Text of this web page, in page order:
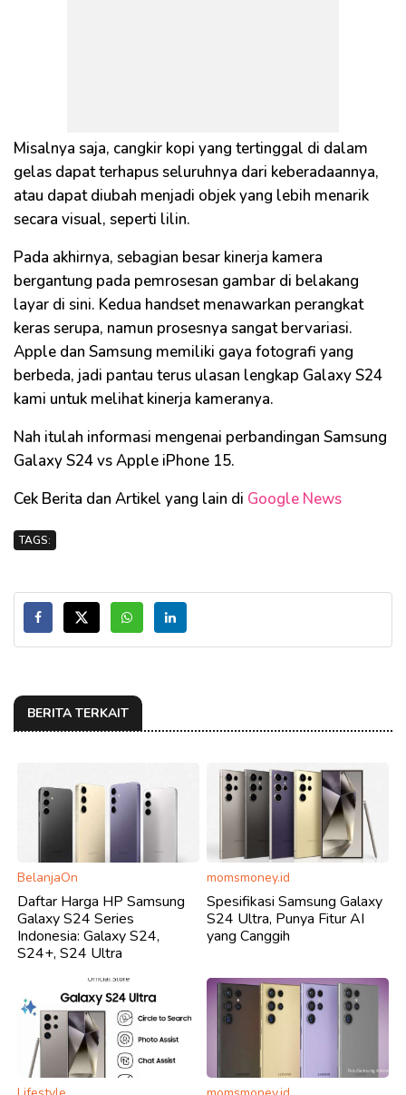
Misalnya saja, cangkir kopi yang tertinggal di dalam
gelas dapat terhapus seluruhnya dari keberadaannya,
atau dapat diubah menjadi objek yang lebih menarik
secara visual, seperti lilin.
Pada akhirnya, sebagian besar kinerja kamera
bergantung pada pemrosesan gambar di belakang
layar di sini. Kedua handset menawarkan perangkat
keras serupa, namun prosesnya sangat bervariasi.
Apple dan Samsung memiliki gaya fotografi yang
berbeda, jadi pantau terus ulasan lengkap Galaxy S24
kami untuk melihat kinerja kameranya.
Nah itulah informasi mengenai perbandingan Samsung
Galaxy S24 vs Apple iPhone 15.
Cek Berita dan Artikel yang lain di Google News
TAGS:
BERITA TERKAIT
BelanjaOn
Daftar Harga HP Samsung
Galaxy S24 Series
Indonesia: Galaxy S24,
S24+, S24 Ultra
momsmoney.id
Spesifikasi Samsung Galaxy
S24 Ultra, Punya Fitur AI
yang Canggih